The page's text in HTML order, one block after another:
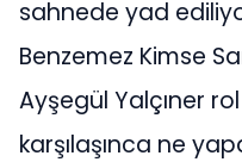
sahnede yad
Benzemez Kimse
Ayşegül Yalçıner
karşılaşınca ne